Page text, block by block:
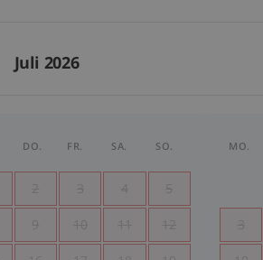
Juli 2026
DO. FR. SA. SO.
2 3 4 5
9 10 11 12
MO.
3